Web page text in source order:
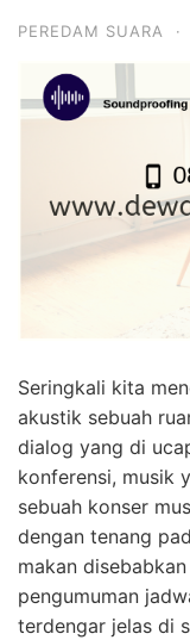
PEREDAM SUARA ·
Seringkali kita
akustik sebuah
dialog yang di
konferensi, musik
sebuah konser
dengan tenang
makan
pengumuman
terdengar jelas di